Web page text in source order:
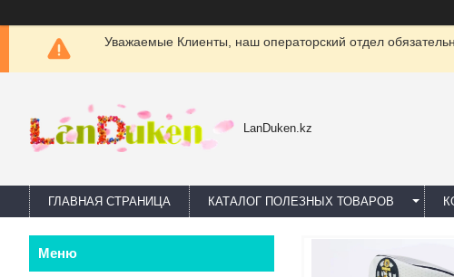
Уважаемые Клиенты, наш операторский отдел
LanDuken.kz
ГЛАВНАЯ СТРАНИЦА КАТАЛОГ ПОЛЕЗНЫХ ТОВАРОВ